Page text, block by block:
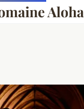
Aloha